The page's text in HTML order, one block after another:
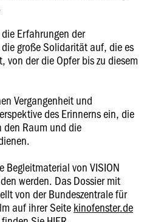
Erfahrungen der
große Solidarität auf, die es
der die Opfer bis zu diesem
Vergangenheit und
des Erinnerns ein, die
Raum und die
Begleitmaterial von VISION
werden. Das Dossier mit
von der Bundeszentrale für
auf ihrer Seite kinofenster.de